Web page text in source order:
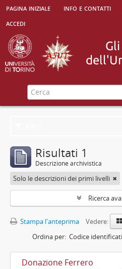
pagina iniziale info e contatti
accedi
Risultati 1
Descrizione archivistica
Solo le descrizioni dei primi livelli
Ricerca
Stampa l'anteprima
Vedere:
Ordina per: Codice
Donazione Ferrero